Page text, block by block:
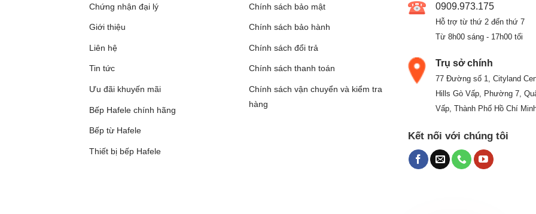
Chứng nhận đại lý
Giới thiệu
Liên hệ
Tin tức
Ưu đãi khuyến mãi
Bếp Hafele chính hãng
Bếp từ Hafele
Thiết bị bếp Hafele
Chính sách bảo mật
Chính sách bảo hành
Chính sách đổi trả
Chính sách thanh toán
Chính sách vận chuyển và kiểm tra
hàng
0909.973.175
Hỗ trợ từ thứ 2 đến thứ 7
Từ 8h00 sáng - 17h00 tối
Trụ sở chính
77 Đường số 1, Cityland
Hills Gò Vấp, Phường 7,
Vấp, Thành Phố Hồ Chí
Kết nối với chúng tôi